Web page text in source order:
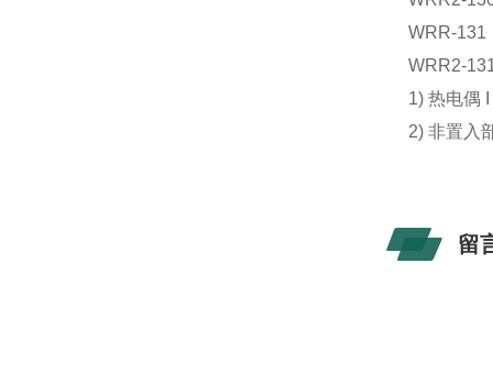
WRR-131
WRR2-
1) 热电偶
2) 非置入
留